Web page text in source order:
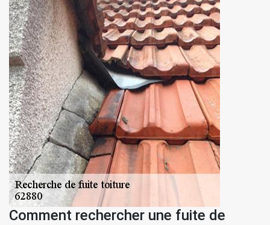
Comment rechercher une fuite de